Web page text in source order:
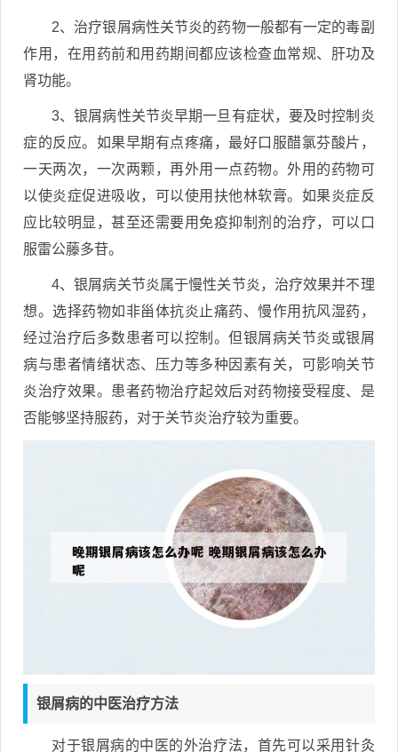
2、治疗银屑病性关节炎的药物一般都有一定的毒副
作用，在用药前和用药期间都应该检查血常规、肝功及
肾功能。
3、银屑病性关节炎早期一旦有症状，要及时控制炎
症的反应。如果早期有点疼痛，最好口服醋氯芬酸片，
一天两次，一次两颗，再外用一点药物。外用的药物可
以使炎症促进吸收，可以使用扶他林软膏。如果炎症反
应比较明显，甚至还需要用免疫抑制剂的治疗，可以口
服雷公藤多苷。
4、银屑病关节炎属于慢性关节炎，治疗效果并不理
想。选择药物如非甾体抗炎止痛药、慢作用抗风湿药，
经过治疗后多数患者可以控制。但银屑病关节炎或银屑
病与患者情绪状态、压力等多种因素有关，可影响关节
炎治疗效果。患者药物治疗起效后对药物接受程度、是
否能够坚持服药，对于关节炎治疗较为重要。
银屑病的中医治疗方法
对于银屑病的中医的外治疗法，首先可以采用针灸